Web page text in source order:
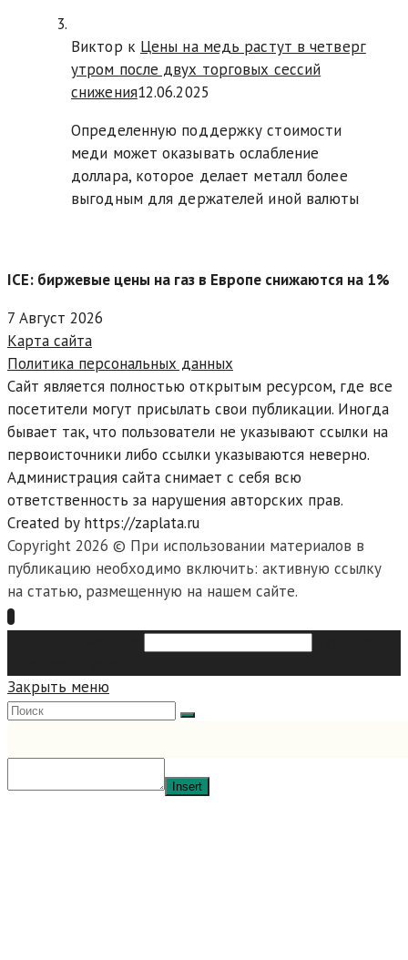
Виктор к Цены на медь растут в четверг
утром после двух торговых сессий
снижения12.06.2025
Определенную поддержку стоимости
меди может оказывать ослабление
доллара, которое делает металл более
выгодным для держателей иной валюты
ICE: биржевые цены на газ в Европе снижаются на 1%
7 Август 2026
Карта сайта
Политика персональных данных
Сайт является полностью открытым ресурсом, где все
посетители могут присылать свои публикации. Иногда
бывает так, что пользователи не указывают ссылки на
первоисточники либо ссылки указываются неверно.
Администрация сайта снимает с себя всю
ответственность за нарушения авторских прав.
Created by https://zaplata.ru
Copyright 2026 © При использовании материалов в
публикацию необходимо включить: активную ссылку
на статью, размещенную на нашем сайте.
Закрыть меню
Insert